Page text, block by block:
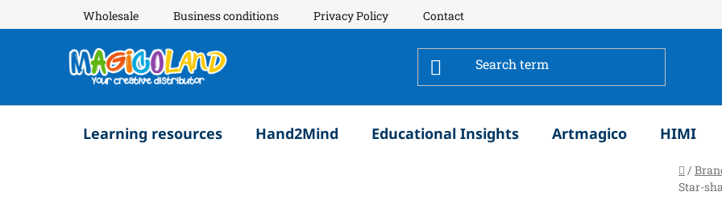
to
Wholesale Business conditions Privacy Policy Contact
Learning resources Hand2Mind Educational Insights Artmagico HIMI
Home
/
Star-